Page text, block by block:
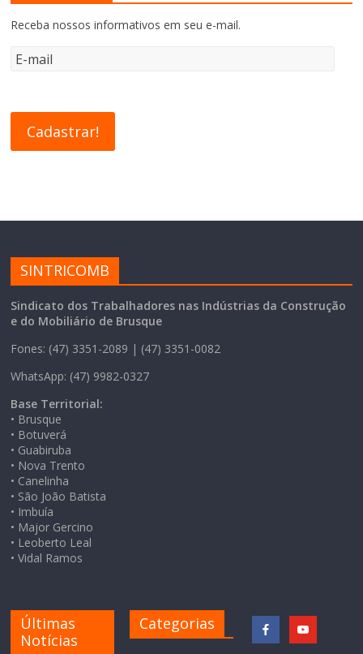
Receba nossos informativos em seu e-mail.
SINTRICOMB
Sindicato dos Trabalhadores nas Indústrias da Construção
e do Mobiliário de Brusque
Fones: (47) 3351-2089 | (47) 3351-0082
WhatsApp: (47) 9982-0327
Base Territorial:
• Brusque
• Botuverá
• Guabiruba
• Nova Trento
• Canelinha
• São João Batista
• Imbuía
• Major Gercino
• Leoberto Leal
• Vidal Ramos
Últimas
Notícias
Categorias